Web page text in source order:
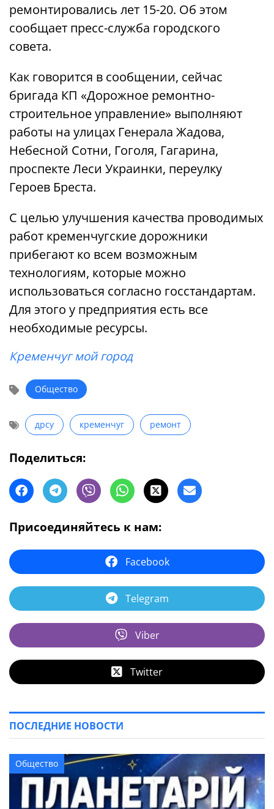
ремонтировались лет 15-20. Об этом
сообщает пресс-служба городского
совета.
Как говорится в сообщении, сейчас
бригада КП «Дорожное ремонтно-
строительное управление» выполняют
работы на улицах Генерала Жадова,
Небесной Сотни, Гоголя, Гагарина,
проспекте Леси Украинки, переулку
Героев Бреста.
С целью улучшения качества проводимых
работ кременчугские дорожники
прибегают ко всем возможным
технологиям, которые можно
использоваться согласно госстандартам.
Для этого у предприятия есть все
необходимые ресурсы.
Кременчуг мой город
Общество
дрсу кременчуг ремонт
Поделиться:
Присоединяйтесь к нам:
Facebook
Telegram
Viber
Twitter
ПОСЛЕДНИЕ НОВОСТИ
Общество